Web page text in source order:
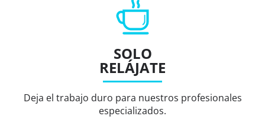
SOLO
RELÁJATE
Deja el trabajo duro para nuestros profesionales
especializados.